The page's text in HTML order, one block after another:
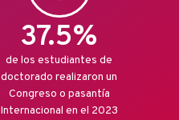
37.5%
de los estudiantes de
doctorado realizaron un
Congreso o pasantía
Internacional en el 2023